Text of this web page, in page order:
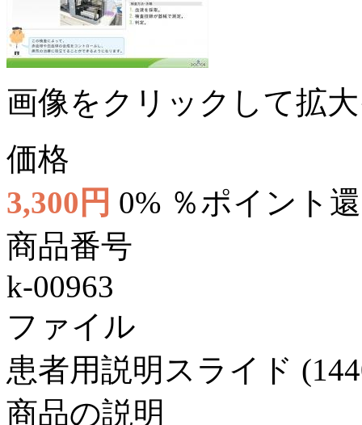
画像をクリックして拡
価格
3,300円 0% ％ポイント
商品番号
k-00963
ファイル
患者用説明スライド
商品の説明